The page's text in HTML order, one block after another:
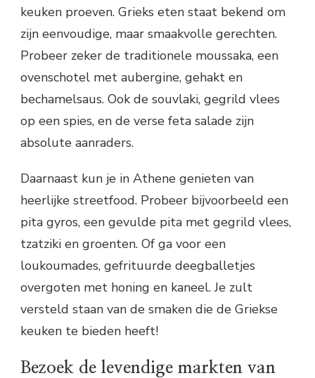
keuken proeven. Grieks eten staat bekend om
zijn eenvoudige, maar smaakvolle gerechten.
Probeer zeker de traditionele moussaka, een
ovenschotel met aubergine, gehakt en
bechamelsaus. Ook de souvlaki, gegrild vlees
op een spies, en de verse feta salade zijn
absolute aanraders.
Daarnaast kun je in Athene genieten van
heerlijke streetfood. Probeer bijvoorbeeld een
pita gyros, een gevulde pita met gegrild vlees,
tzatziki en groenten. Of ga voor een
loukoumades, gefrituurde deegballetjes
overgoten met honing en kaneel. Je zult
versteld staan van de smaken die de Griekse
keuken te bieden heeft!
Bezoek de levendige markten van